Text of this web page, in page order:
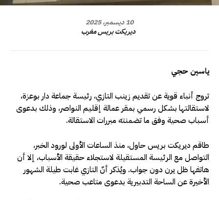
10 ديسمبر، 2025
ديريكت بريس مغرب
ياسين حجي
تروج أنباء قوية عن تقديم زينب التازي، رئيسة جماعة دار بوعزة،
لاستقالتها بشكل رسمي بمقر عمالة إقليم النواصر، وذلك بدعوى
أسباب صحية وفق ما تضمنته مبررات الاستقالة.
طاقم ديريكت بريس حاول، منذ الساعات الأولى لورود الخبر،
التواصل مع الرئيسة المستقيلة لاستجلاء حقيقة الأسباب، إلا أن
هاتفها ظل يرن دون جواب. ويُذكر أنّ التازي غابت طيلة الشهور
الأخيرة عن الساحة التدبيرية بدعوى متاعب صحية.